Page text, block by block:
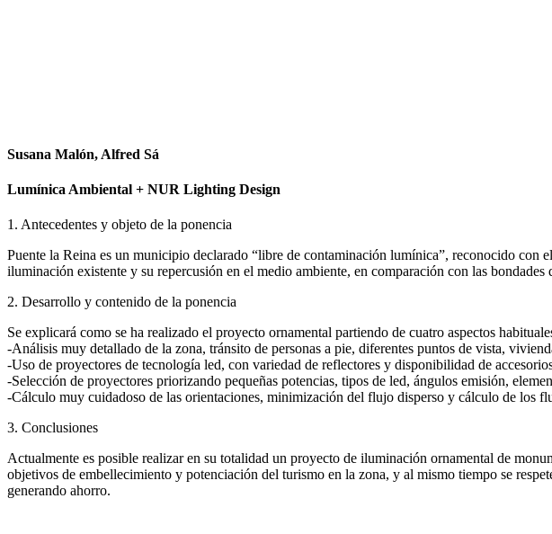
Susana Malón, Alfred Sá
Lumínica Ambiental + NUR Lighting Design
1. Antecedentes y objeto de la ponencia
Puente la Reina es un municipio declarado “libre de contaminación lumínica”, reconocido
iluminación existente y su repercusión en el medio ambiente, en comparación con las
2. Desarrollo y contenido de la ponencia
Se explicará como se ha realizado el proyecto ornamental partiendo de cuatro aspectos
-Análisis muy detallado de la zona, tránsito de personas a pie, diferentes puntos de vista,
-Uso de proyectores de tecnología led, con variedad de reflectores y disponibilidad de
-Selección de proyectores priorizando pequeñas potencias, tipos de led, ángulos emisión,
-Cálculo muy cuidadoso de las orientaciones, minimización del flujo disperso y cálculo de los
3. Conclusiones
Actualmente es posible realizar en su totalidad un proyecto de iluminación ornamental de
objetivos de embellecimiento y potenciación del turismo en la zona, y al mismo tiempo se
generando ahorro.